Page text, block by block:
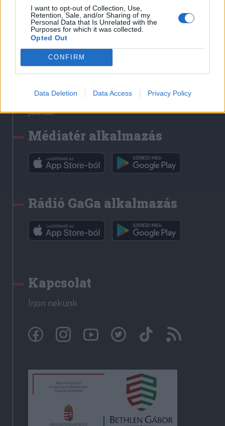
I want to opt-out of Collection, Use,
Retention, Sale, and/or Sharing of my
Personal Data that Is Unrelated with the
Purposes for which it was collected.
Opted Out
CONFIRM
Data Deletion Data Access Privacy Policy
Liget
Krónika
Bihari Napló
Erdélyi Napló
Főtér
Rádió GaGa
Jóállás
Médiatér alkalmazás
Rádió GaGa alkalmazás
Kapcsolat
Írjon nekünk